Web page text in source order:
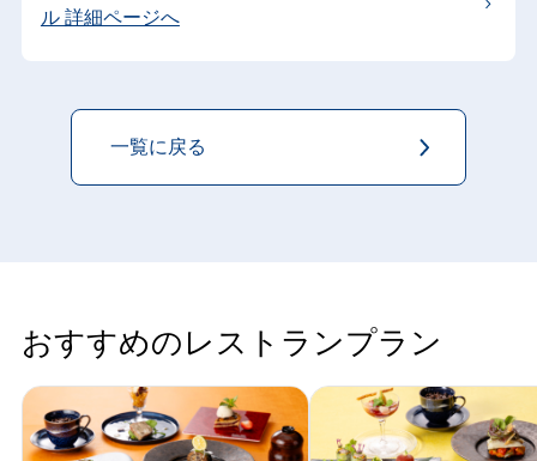
ル 詳細ページへ
一覧に戻る
おすすめのレストランプラン